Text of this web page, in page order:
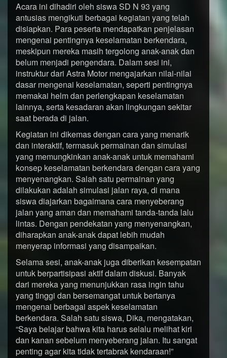
Acara ini dihadiri oleh siswa SD N 93 yang
antusias mengikuti berbagai kegiatan yang telah
disiapkan. Para peserta mendapatkan penjelasan
mengenai pentingnya keselamatan berkendara,
meskipun mereka masih tergolong anak-anak dan
belum menjadi pengendara. Dalam sesi ini,
instruktur dari Astra Motor mengajarkan nilai-nilai
dasar mengenai keselamatan, seperti pentingnya
memakai helm dan perlengkapan keselamatan
lainnya, serta kesadaran akan lingkungan sekitar
saat berada di jalan.
Kegiatan ini dikemas dengan cara yang menarik
dan interaktif, termasuk permainan dan simulasi
yang memungkinkan anak-anak untuk memahami
konsep keselamatan berkendara dengan cara yang
menyenangkan. Salah satu permainan yang
dilakukan adalah simulasi jalan raya, di mana
siswa diajarkan bagaimana cara menyeberang
jalan yang aman dan memahami tanda-tanda lalu
lintas. Dengan pendekatan yang menyenangkan,
diharapkan anak-anak dapat lebih mudah
menyerap informasi yang disampaikan.
Selama sesi, anak-anak juga diberikan kesempatan
untuk berpartisipasi aktif dalam diskusi. Banyak
dari mereka yang menunjukkan rasa ingin tahu
yang tinggi dan bersemangat untuk bertanya
mengenai berbagai aspek keselamatan
berkendara. Salah satu siswa, Dika, mengatakan,
“Saya belajar bahwa kita harus selalu melihat kiri
dan kanan sebelum menyeberang jalan. Itu sangat
penting agar kita tidak tertabrak kendaraan!”